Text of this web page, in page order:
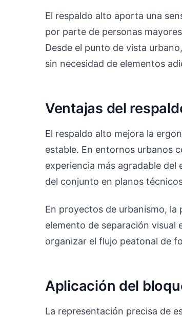
El respaldo alto aporta una
por parte de personas
Desde el punto de vista
sin necesidad de elementos
Ventajas del
El respaldo alto mejora la
estable. En entornos urbanos
experiencia más agradable
del conjunto en planos
En proyectos de urbanismo,
elemento de separación visual
organizar el flujo peatonal de
Aplicación del
La representación precisa de